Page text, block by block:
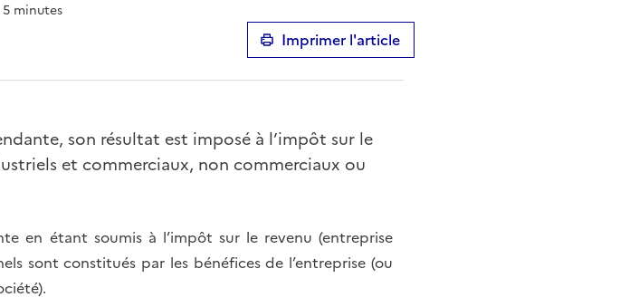
minutes
Imprimer l'article
son résultat est imposé à l’impôt sur le
et commerciaux, non commerciaux ou
en étant soumis à l’impôt sur le revenu (entreprise
sont constitués par les bénéfices de l’entreprise (ou